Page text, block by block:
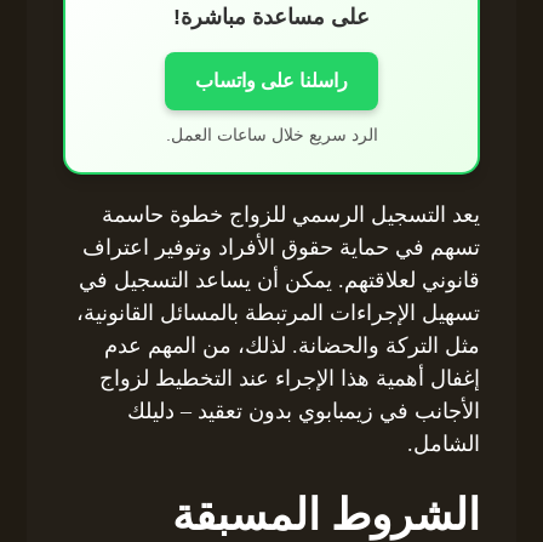
على مساعدة مباشرة!
راسلنا على واتساب
الرد سريع خلال ساعات العمل.
يعد التسجيل الرسمي للزواج خطوة حاسمة
تسهم في حماية حقوق الأفراد وتوفير اعتراف
قانوني لعلاقتهم. يمكن أن يساعد التسجيل في
تسهيل الإجراءات المرتبطة بالمسائل القانونية،
مثل التركة والحضانة. لذلك، من المهم عدم
إغفال أهمية هذا الإجراء عند التخطيط لزواج
الأجانب في زيمبابوي بدون تعقيد – دليلك
الشامل.
الشروط المسبقة